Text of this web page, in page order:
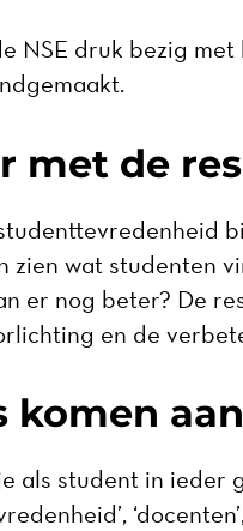
NSE druk bezig
met de
zien wat studenten
er nog beter? De
en de
komen
als student in